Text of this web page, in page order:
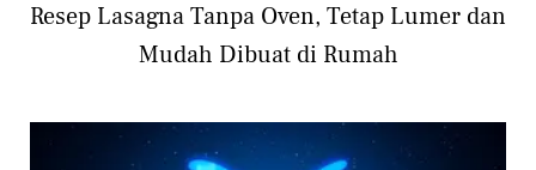
Resep Lasagna Tanpa Oven, Tetap Lumer dan
Mudah Dibuat di Rumah